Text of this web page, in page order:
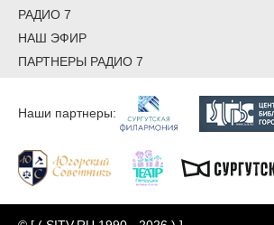
РАДИО 7
НАШ ЭФИР
ПАРТНЕРЫ РАДИО 7
Наши партнеры: